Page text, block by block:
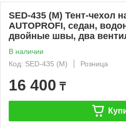
SED-435 (M) Тент-чехол
AUTOPROFI, седан,
двойные швы, два
В наличии
Код: SED-435 (M)
Розница
16 400 ₸